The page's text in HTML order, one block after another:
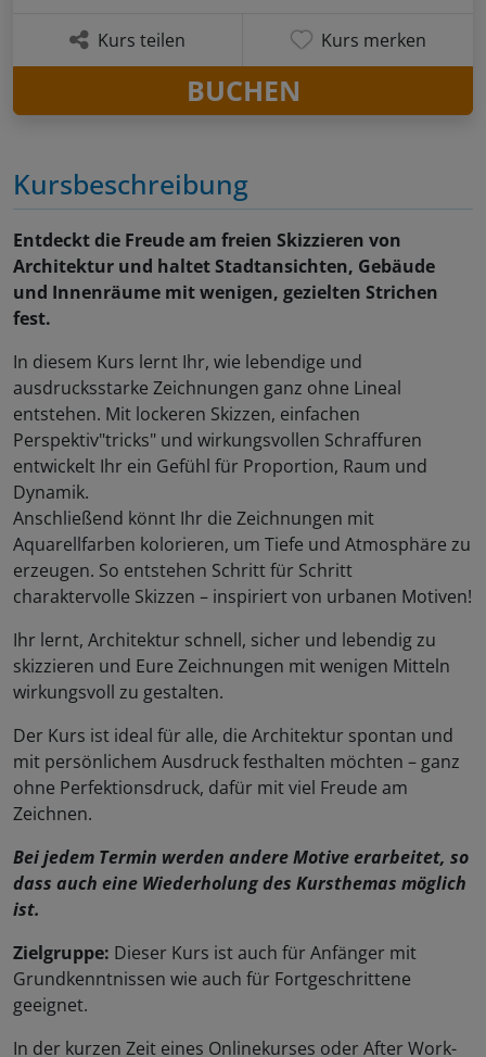
Kursbeschreibung
Entdeckt die Freude am freien Skizzieren von
Architektur und haltet Stadtansichten, Gebäude
und Innenräume mit wenigen, gezielten Strichen
fest.
In diesem Kurs lernt Ihr, wie lebendige und
ausdrucksstarke Zeichnungen ganz ohne Lineal
entstehen. Mit lockeren Skizzen, einfachen
Perspektiv"tricks" und wirkungsvollen Schraffuren
entwickelt Ihr ein Gefühl für Proportion, Raum und
Dynamik.
Anschließend könnt Ihr die Zeichnungen mit
Aquarellfarben kolorieren, um Tiefe und Atmosphäre zu
erzeugen. So entstehen Schritt für Schritt
charaktervolle Skizzen – inspiriert von urbanen Motiven!
Ihr lernt, Architektur schnell, sicher und lebendig zu
skizzieren und Eure Zeichnungen mit wenigen Mitteln
wirkungsvoll zu gestalten.
Der Kurs ist ideal für alle, die Architektur spontan und
mit persönlichem Ausdruck festhalten möchten – ganz
ohne Perfektionsdruck, dafür mit viel Freude am
Zeichnen.
Bei jedem Termin werden andere Motive erarbeitet, so
dass auch eine Wiederholung des Kursthemas möglich
ist.
Zielgruppe: Dieser Kurs ist auch für Anfänger mit
Grundkenntnissen wie auch für Fortgeschrittene
geeignet.
In der kurzen Zeit eines Onlinekurses oder After Work-
Kurs teilen Kurs merken
BUCHEN